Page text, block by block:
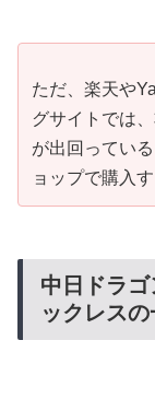
ただ、楽天や
グサイトでは
が出回ってい
ョップで購入
中日ドラ
ックレス